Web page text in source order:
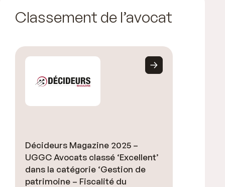
Classement de l’avocat
Décideurs Magazine 2025 –
UGGC Avocats classé ‘Excellent’
dans la catégorie ‘Gestion de
patrimoine – Fiscalité du